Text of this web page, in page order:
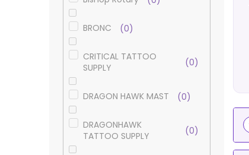
BRONC 0
CRITICAL TATTOO
SUPPLY
0
DRAGON HAWK MAST 0
DRAGONHAWK
TATTOO SUPPLY
0